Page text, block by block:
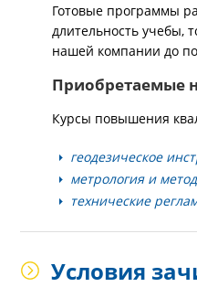
Готовые программы
длительность учебы,
нашей компании до
Приобретаемые
Курсы повышения
геодезическое
метрология и
технические
Условия